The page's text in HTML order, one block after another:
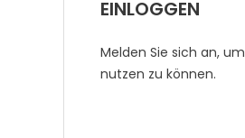
EINLOGGEN
Melden Sie sich an,
nutzen zu können.